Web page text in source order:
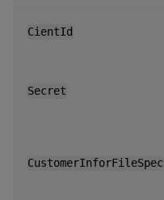
CientId
Secret
CustomerInforFileSpec